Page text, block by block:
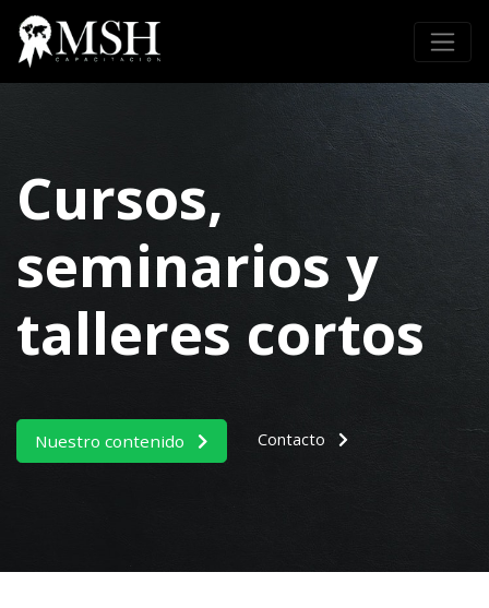
Cursos,
seminarios y
talleres cortos
Nuestro contenido Contacto